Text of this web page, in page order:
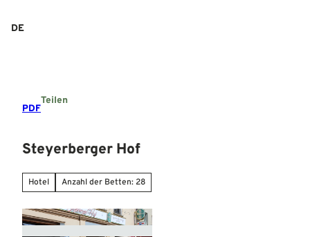
DE
PDF
Teilen
Steyerberger Hof
Hotel Anzahl der Betten: 28